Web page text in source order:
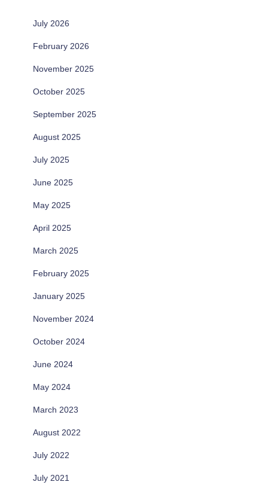
July 2026
February 2026
November 2025
October 2025
September 2025
August 2025
July 2025
June 2025
May 2025
April 2025
March 2025
February 2025
January 2025
November 2024
October 2024
June 2024
May 2024
March 2023
August 2022
July 2022
July 2021